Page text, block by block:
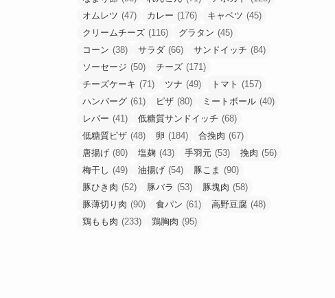
オムレツ (47) カレー (176) キャベツ (45)
クリームチーズ (116) グラタン (45)
コーン (38) サラダ (66) サンドイッチ (84)
ソーセージ (50) チーズ (171)
チーズケーキ (71) ツナ (49) トマト (157)
ハンバーグ (61) ピザ (80) ミートボール (40)
レバー (41) 低糖質サンドイッチ (68)
低糖質ピザ (48) 卵 (184) 合挽肉 (67)
唐揚げ (80) 塩麹 (43) 手羽元 (53) 挽肉 (56)
梅干し (49) 油揚げ (54) 豚こま (90)
豚ひき肉 (52) 豚バラ (53) 豚塊肉 (58)
豚薄切り肉 (90) 食パン (61) 高野豆腐 (48)
鶏もも肉 (233) 鶏胸肉 (95)